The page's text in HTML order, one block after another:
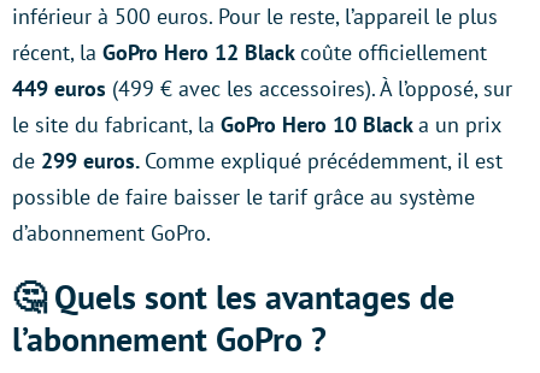
inférieur à 500 euros. Pour le reste, l’appareil le plus
récent, la GoPro Hero 12 Blackcoûte officiellement
449 euros (499 € avec les accessoires). À l’opposé, sur
le site du fabricant, la GoPro Hero 10 Blacka un prix
de 299 euros. Comme expliqué précédemment, il est
possible de faire baisser le tarif grâce au système
d’abonnement GoPro.
🤔 Quels sont les avantages de
l’abonnement GoPro ?